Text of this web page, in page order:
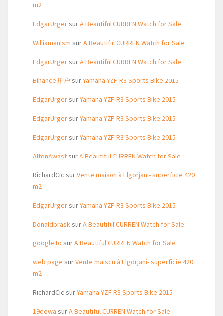
m2
EdgarUrgersurA Beautiful CURREN Watch for Sale
Williamanism surA Beautiful CURREN Watch for Sale
EdgarUrgersurA Beautiful CURREN Watch for Sale
Binance开户 surYamaha YZF-R3 Sports Bike 2015
EdgarUrgersurYamaha YZF-R3 Sports Bike 2015
EdgarUrgersurYamaha YZF-R3 Sports Bike 2015
EdgarUrgersurYamaha YZF-R3 Sports Bike 2015
AltonAwastsurA Beautiful CURREN Watch for Sale
RichardCic surVente maison à Elgorjani- superficie 420
m2
EdgarUrgersurYamaha YZF-R3 Sports Bike 2015
DonaldbrasksurA Beautiful CURREN Watch for Sale
google.to surA Beautiful CURREN Watch for Sale
web page surVente maison à Elgorjani- superficie 420
m2
RichardCic surYamaha YZF-R3 Sports Bike 2015
19dewa surA Beautiful CURREN Watch for Sale